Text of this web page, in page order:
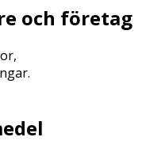
och företag